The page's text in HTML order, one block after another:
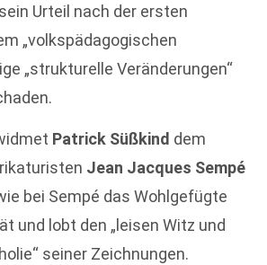
Urteil nach der ersten
„volkspädagogischen
„strukturelle Veränderungen“
Patrick Süßkind dem
Jean Jacques Sempé
bei Sempé das Wohlgefügte
und lobt den „leisen Witz und
seiner Zeichnungen.